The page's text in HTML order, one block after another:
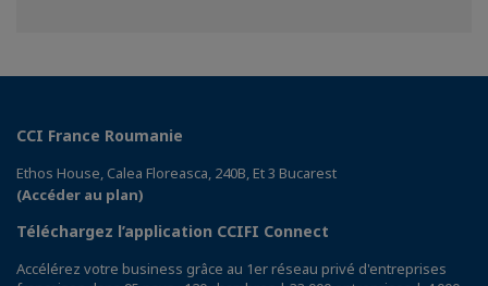
CCI France Roumanie
Ethos House, Calea Floreasca, 240B, Et 3 Bucarest
(Accéder au plan)
Téléchargez l’application CCIFI Connect
Accélérez votre business grâce au 1er réseau privé d'entreprises